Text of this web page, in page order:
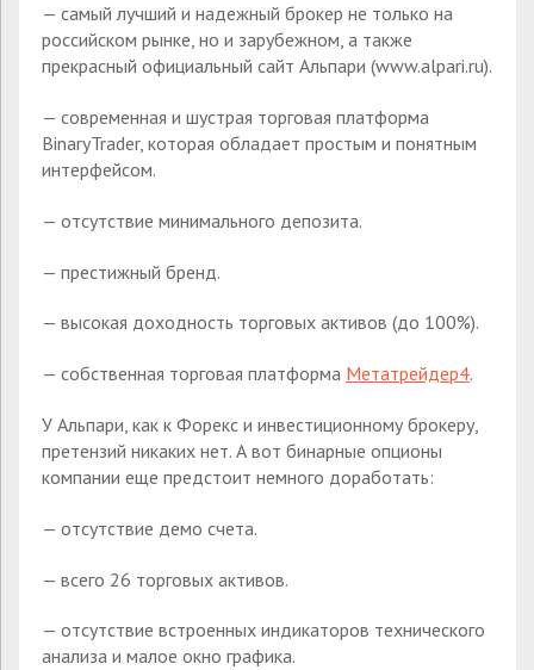
— самый лучший и надежный брокер не только на
российском рынке, но и зарубежном, а также
прекрасный официальный сайт Альпари (www.alpari.ru).
— современная и шустрая торговая платформа
BinaryTrader, которая обладает простым и понятным
интерфейсом.
— отсутствие минимального депозита.
— престижный бренд.
— высокая доходность торговых активов (до 100%).
— собственная торговая платформа Метатрейдер4.
У Альпари, как к Форекс и инвестиционному брокеру,
претензий никаких нет. А вот бинарные опционы
компании еще предстоит немного доработать:
— отсутствие демо счета.
— всего 26 торговых активов.
— отсутствие встроенных индикаторов технического
анализа и малое окно графика.